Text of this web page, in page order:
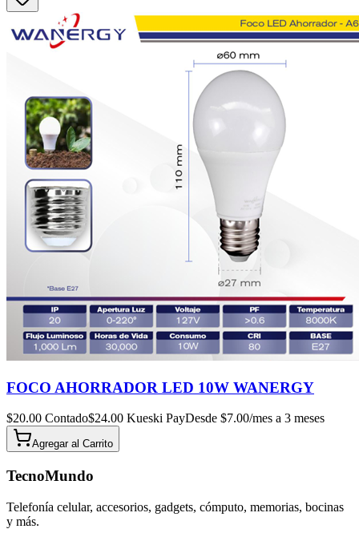
FOCO AHORRADOR LED 10W WANERGY
$20.00 Contado$24.00 Kueski PayDesde $7.00/mes a 3 meses
Agregar al Carrito
TecnoMundo
Telefonía celular, accesorios, gadgets, cómputo, memorias, bocinas
y más.